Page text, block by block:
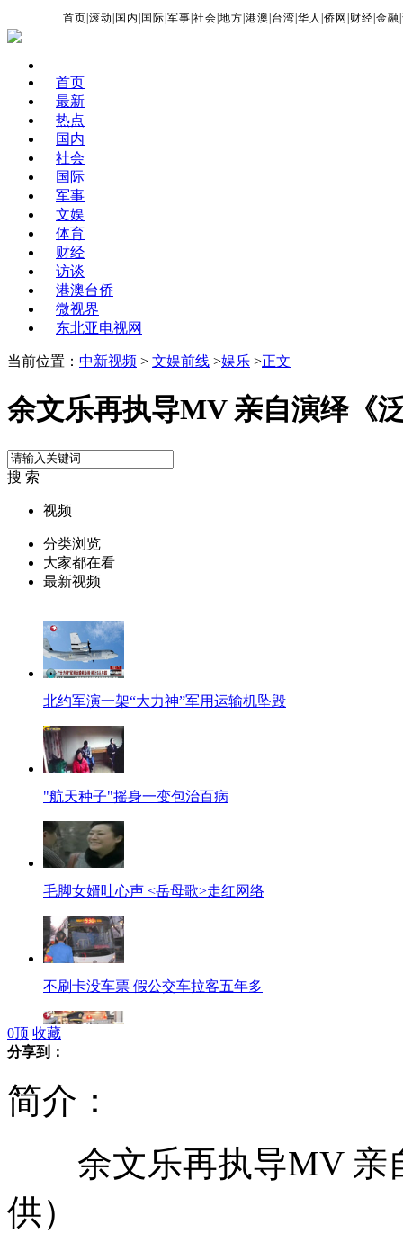
首页 |滚动 国内 国际 |军事 |社会 |地方 |港澳 台湾 |华人 |侨网 财经 |金融 |
首页
最新
热点
国内
社会
国际
军事
文娱
体育
财经
访谈
港澳台侨
微视界
东北亚电视网
当前位置： 中新视频 > 文娱前线 >娱乐 >正文
余文乐再执导MV 亲自演绎《
搜 索
视频
分类浏览
大家都在看
最新视频
北约军演一架“大力神”军用运输机坠毁
"航天种子"摇身一变包治百病
毛脚女婿吐心声 <岳母歌>走红网络
不刷卡没车票 假公交车拉客五年多
卫生部门连夜检查被曝光麦当劳店
中国海监船巡航钓鱼岛海域 日巡逻船跟踪
0顶 收藏
分享到：
简介：
余文乐再执导MV 亲
供）